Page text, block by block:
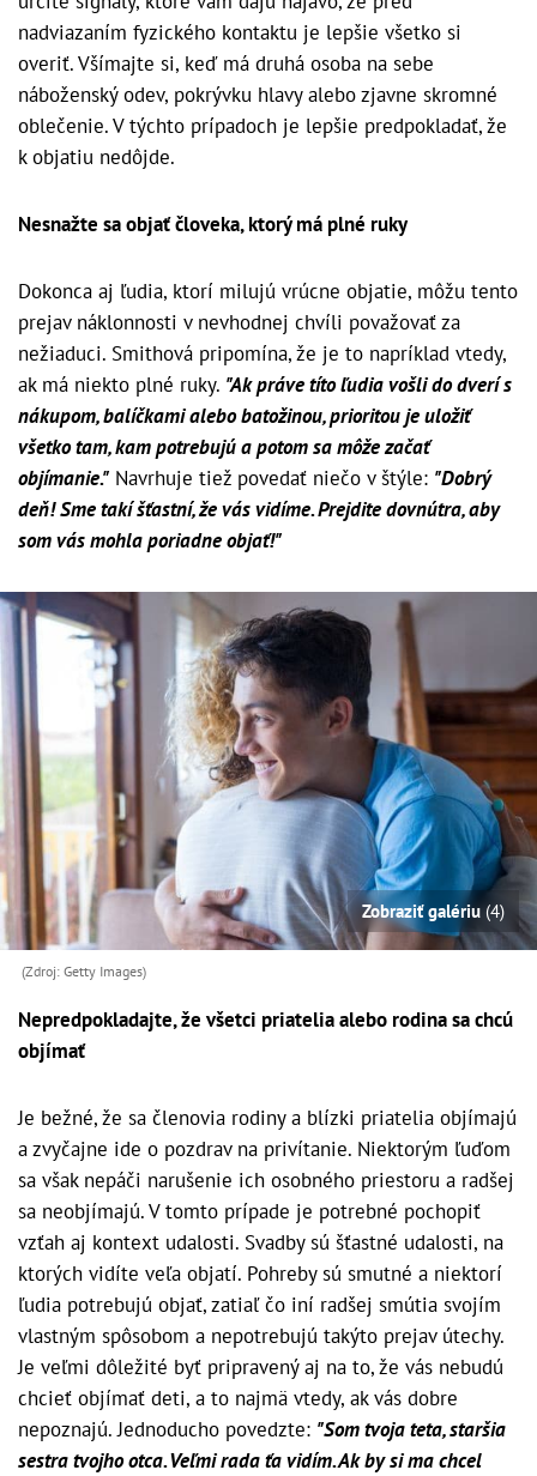
nadviazaním fyzického kontaktu je lepšie všetko si
overiť. Všímajte si, keď má druhá osoba na sebe
náboženský odev, pokrývku hlavy alebo zjavne skromné
oblečenie. V týchto prípadoch je lepšie predpokladať, že
k objatiu nedôjde.
Nesnažte sa objať človeka, ktorý má plné ruky
Dokonca aj ľudia, ktorí milujú vrúcne objatie, môžu tento
prejav náklonnosti v nevhodnej chvíli považovať za
nežiaduci. Smithová pripomína, že je to napríklad vtedy,
ak má niekto plné ruky. "Ak práve títo ľudia vošli do dverí s
nákupom, balíčkami alebo batožinou, prioritou je uložiť
všetko tam, kam potrebujú a potom sa môže začať
objímanie." Navrhuje tiež povedať niečo v štýle: "Dobrý
deň! Sme takí šťastní, že vás vidíme. Prejdite dovnútra, aby
som vás mohla poriadne objať!"
Zobraziť galériu (4)
(Zdroj: Getty Images)
Nepredpokladajte, že všetci priatelia alebo rodina sa chcú
objímať
Je bežné, že sa členovia rodiny a blízki priatelia objímajú
a zvyčajne ide o pozdrav na privítanie. Niektorým ľuďom
sa však nepáči narušenie ich osobného priestoru a radšej
sa neobjímajú. V tomto prípade je potrebné pochopiť
vzťah aj kontext udalosti. Svadby sú šťastné udalosti, na
ktorých vidíte veľa objatí. Pohreby sú smutné a niektorí
ľudia potrebujú objať, zatiaľ čo iní radšej smútia svojím
vlastným spôsobom a nepotrebujú takýto prejav útechy.
Je veľmi dôležité byť pripravený aj na to, že vás nebudú
chcieť objímať deti, a to najmä vtedy, ak vás dobre
nepoznajú. Jednoducho povedzte: "Som tvoja teta, staršia
sestra tvojho otca. Veľmi rada ťa vidím. Ak by si ma chcel